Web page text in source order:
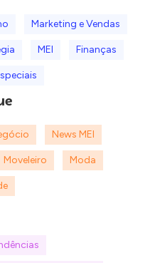
Marketing e Vendas
MEI Finanças
News MEI
Moveleiro Moda